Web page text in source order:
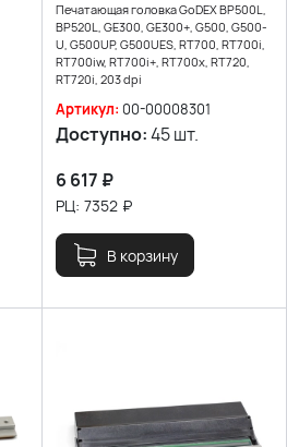
Печатающая головка GoDEX BP500L,
BP520L, GE300, GE300+, G500, G500-
U, G500UP, G500UES, RT700, RT700i,
RT700iw, RT700i+, RT700x, RT720,
RT720i, 203 dpi
Артикул: 00-00008301
Доступно:45 шт.
6 617 ₽
РЦ: 7352 ₽
В корзину